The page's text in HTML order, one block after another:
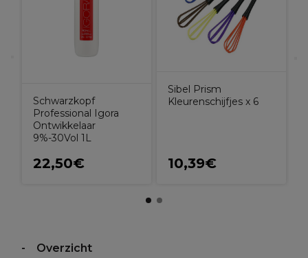
Schwarzkopf
Professional Igora
Ontwikkelaar
9%-30Vol 1L
22,50€
Sibel Prism
Kleurenschijfjes x 6
10,39€
Overzicht